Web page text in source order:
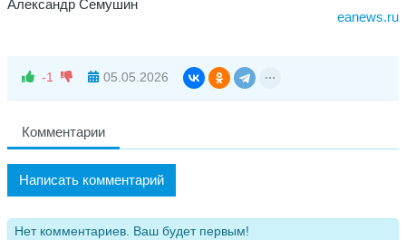
Александр Семушин
eanews.ru
-1 05.05.2026
Комментарии
Написать комментарий
Нет комментариев. Ваш будет первым!